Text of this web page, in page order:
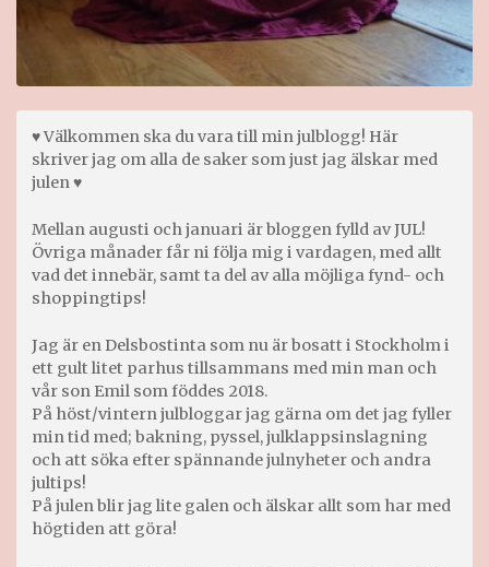
♥ Välkommen ska du vara till min julblogg! Här
skriver jag om alla de saker som just jag älskar med
julen ♥
Mellan augusti och januari är bloggen fylld av JUL!
Övriga månader får ni följa mig i vardagen, med allt
vad det innebär, samt ta del av alla möjliga fynd- och
shoppingtips!
Jag är en Delsbostinta som nu är bosatt i Stockholm i
ett gult litet parhus tillsammans med min man och
vår son Emil som föddes 2018.
På höst/vintern julbloggar jag gärna om det jag fyller
min tid med; bakning, pyssel, julklappsinslagning
och att söka efter spännande julnyheter och andra
jultips!
På julen blir jag lite galen och älskar allt som har med
högtiden att göra!